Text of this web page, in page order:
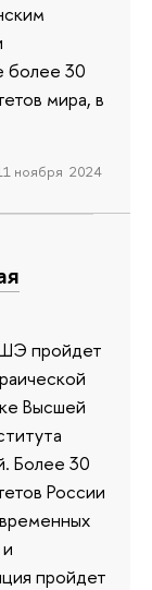
более 30
мира, в
ноября 2024
пройдет
Высшей
Более 30
России
пройдет